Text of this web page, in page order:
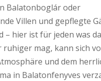
Balatonboglár oder
Villen und gepflegte
– hier ist für jeden was
ruhiger mag, kann sich
und dem
in Balatonfenyves